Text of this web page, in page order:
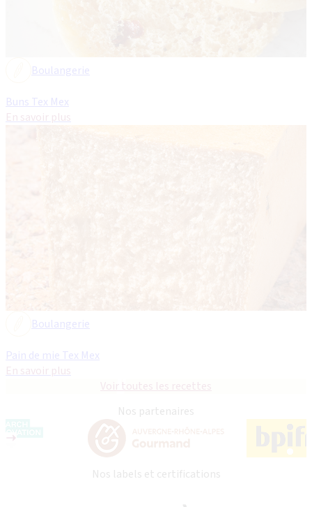
Boulangerie
Buns Tex Mex
En savoir plus
Boulangerie
Pain de mie Tex Mex
En savoir plus
Voir toutes les recettes
Nos partenaires
Nos labels et certifications